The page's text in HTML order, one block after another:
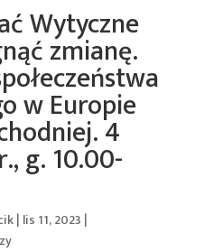
Wytyczne
zmianę.
w Europie
4
g. 10.00-
| lis 11, 2023 |